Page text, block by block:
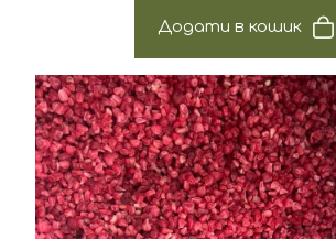
Додати в кошик